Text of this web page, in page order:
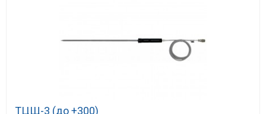
ТЦЩ-3 (до +300)